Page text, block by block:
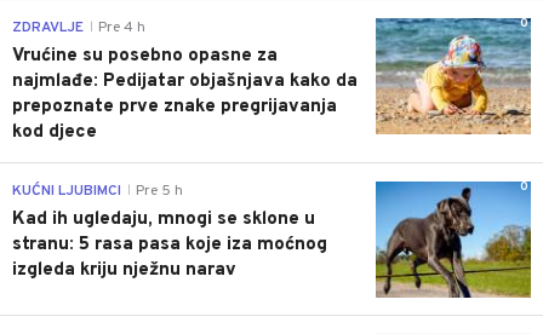
0
ZDRAVLJE Pre 4 h
Vrućine su posebno opasne za
najmlađe: Pedijatar objašnjava kako da
prepoznate prve znake pregrijavanja
kod djece
0
KUĆNI LJUBIMCI Pre 5 h
Kad ih ugledaju, mnogi se sklone u
stranu: 5 rasa pasa koje iza moćnog
izgleda kriju nježnu narav